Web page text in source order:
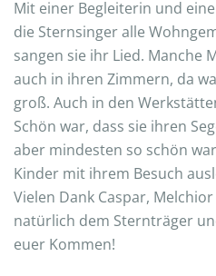
Mit einer Begleiterin und
die Sternsinger alle
sangen sie ihr Lied. Manche
auch in ihren Zimmern, da
groß. Auch in den
Schön war, dass sie ihren
aber mindesten so schön
Kinder mit ihrem Besuch
Vielen Dank Caspar,
natürlich dem Sternträger
euer Kommen!